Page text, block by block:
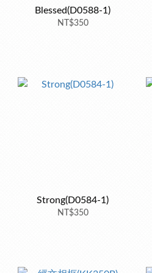
Blessed(D0588-1)
NT$350
Strong(D0584-1)
NT$350